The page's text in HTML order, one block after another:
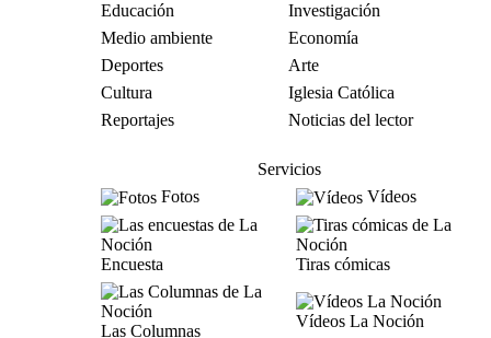
Educación
Investigación
Medio ambiente
Economía
Deportes
Arte
Cultura
Iglesia Católica
Reportajes
Noticias del lector
Servicios
Fotos
Vídeos
Encuesta Tiras cómicas
Las Columnas
Vídeos La Noción